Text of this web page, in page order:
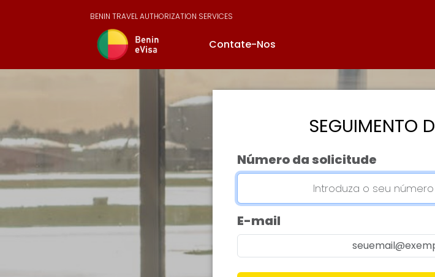
BENIN TRAVEL AUTHORIZATION SERVICES
Contate-Nos
SEGUIMENTO
Número da solicitude
E-mail